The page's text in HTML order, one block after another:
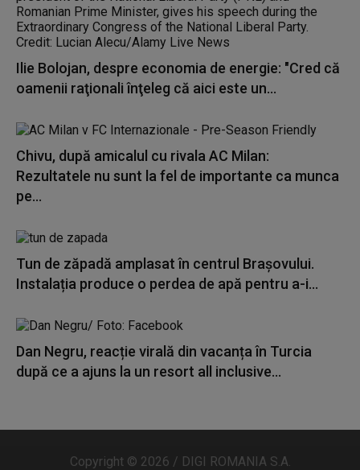
Ilie Bolojan, despre economia de energie: "Cred că
oamenii raţionali înţeleg că aici este un...
Chivu, după amicalul cu rivala AC Milan:
Rezultatele nu sunt la fel de importante ca munca
pe...
Tun de zăpadă amplasat în centrul Brașovului.
Instalația produce o perdea de apă pentru a-i...
Dan Negru, reacție virală din vacanța în Turcia
după ce a ajuns la un resort all inclusive...
Copyright © 2026 / DIGI ROMANIA S.A.